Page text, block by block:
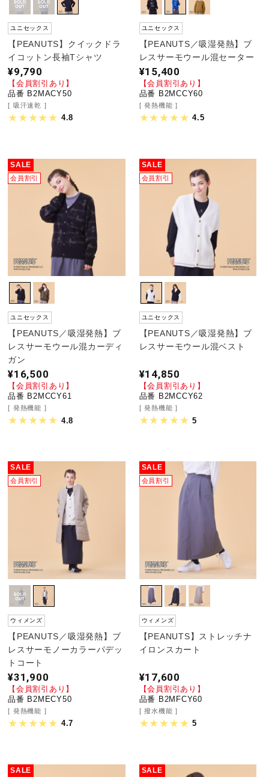
ユニセックス
【PEANUTS】クイックドラ
イコットン長袖Tシャツ
¥9,790
【会員割引あり】
品番 B2MACY50
吸汗速乾
4.8
ユニセックス
【PEANUTS／吸湿発熱】ブ
レスサーモウール混セーター
¥15,400
【会員割引あり】
品番 B2MCCY60
発熱機能
4.5
SALE
会員割引
ユニセックス
【PEANUTS／吸湿発熱】ブ
レスサーモウール混カーディ
ガン
¥16,500
【会員割引あり】
品番 B2MCCY61
発熱機能
4.8
SALE
会員割引
ユニセックス
【PEANUTS／吸湿発熱】ブ
レスサーモウール混ベスト
¥14,850
【会員割引あり】
品番 B2MCCY62
発熱機能
5
SALE
会員割引
ウィメンズ
【PEANUTS／吸湿発熱】ブ
レスサーモノーカラーパデッ
トコート
¥31,900
【会員割引あり】
品番 B2MECY50
発熱機能
4.7
SALE
会員割引
ウィメンズ
【PEANUTS】ストレッチナ
イロンスカート
¥17,600
【会員割引あり】
品番 B2MFCY60
撥水機能
5
SALE SALE